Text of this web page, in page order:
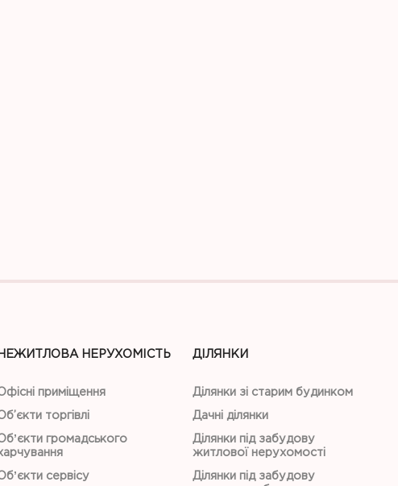
НЕЖИТЛОВА НЕРУХОМІСТЬ
приміщення
торгівлі
громадського
сервісу
ДІЛЯНКИ
Ділянки зі старим будинком
Дачні ділянки
Ділянки під забудову
житлової нерухомості
Ділянки під забудову